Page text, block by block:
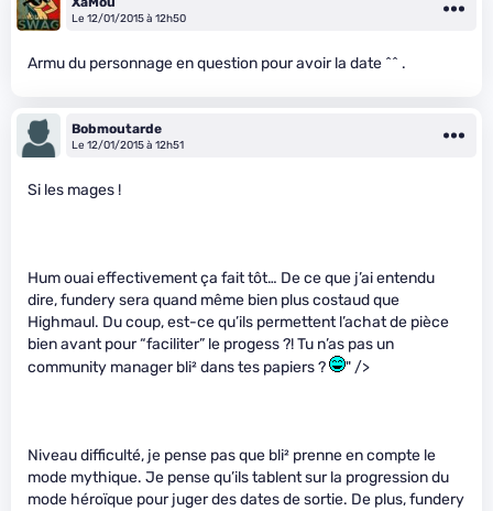
Le 12/01/2015 à 12h50
Armu du personnage en question pour avoir la date ^^ .
Bobmoutarde
Le 12/01/2015 à 12h51
Si les mages !
Hum ouai effectivement ça fait tôt… De ce que j’ai entendu
dire, fundery sera quand même bien plus costaud que
Highmaul. Du coup, est-ce qu’ils permettent l’achat de pièce
bien avant pour “faciliter” le progess ?! Tu n’as pas un
community manager bli² dans tes papiers ?
" />
Niveau difficulté, je pense pas que bli² prenne en compte le
mode mythique. Je pense qu’ils tablent sur la progression du
mode héroïque pour juger des dates de sortie. De plus, fundery